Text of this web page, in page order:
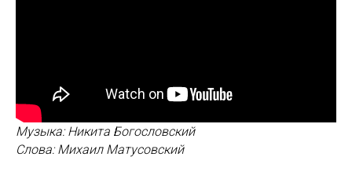
Музыка: Никита Богословский
Слова: Михаил Матусовский